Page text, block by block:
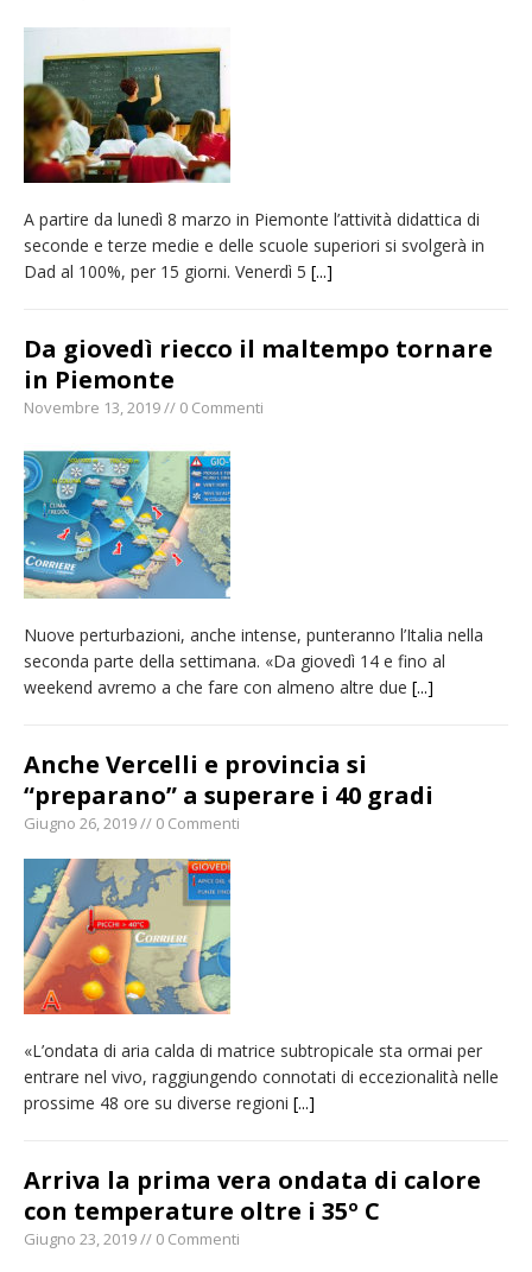
Estate di sagre anche per i mezzi storici della
collezione della Fondazione Marazzato
Pro vs Saluzzo, amichevole di buon riscontro
Piscina ex Enal non balneabile dopo i controlli
dell’Asl. Il Comune: «Misura precauzionale e
provvisoria»
Dieci anni fa l’ingresso a Vercelli
dell’arcivescovo mons. Marco Arnolfo
A partire da lunedì 8 marzo in Piemonte l’attività didattica di
seconde e terze medie e delle scuole superiori si svolgerà in
Dad al 100%, per 15 giorni. Venerdì 5 [...]
Da giovedì riecco il maltempo tornare
in Piemonte
Novembre 13, 2019 // 0 Commenti
Nuove perturbazioni, anche intense, punteranno l’Italia nella
seconda parte della settimana. «Da giovedì 14 e fino al
weekend avremo a che fare con almeno altre due [...]
Anche Vercelli e provincia si
“preparano” a superare i 40 gradi
Giugno 26, 2019 // 0 Commenti
«L’ondata di aria calda di matrice subtropicale sta ormai per
entrare nel vivo, raggiungendo connotati di eccezionalità nelle
prossime 48 ore su diverse regioni [...]
Arriva la prima vera ondata di calore
con temperature oltre i 35º C
Giugno 23, 2019 // 0 Commenti